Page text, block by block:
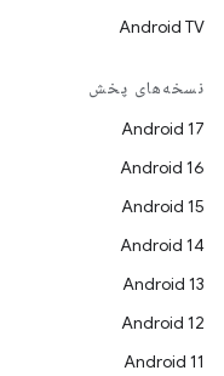
Android TV
نسخه‌های پخش
Android 17
Android 16
Android 15
Android 14
Android 13
Android 12
Android 11